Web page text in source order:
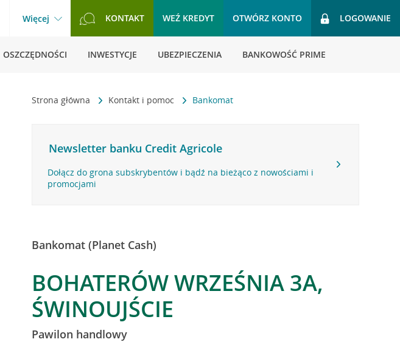
Więcej KONTAKT WEŹ KREDYT OTWÓRZ KONTO LOGOWANIE
OSZCZĘDNOŚCI INWESTYCJE UBEZPIECZENIA BANKOWOŚĆ PRIME
Strona główna Kontakt i pomoc Bankomat
Newsletter banku Credit Agricole
Dołącz do grona subskrybentów i bądź na bieżąco z nowościami i
promocjami
Bankomat (Planet Cash)
BOHATERÓW WRZEŚNIA 3A,
ŚWINOUJŚCIE
Pawilon handlowy